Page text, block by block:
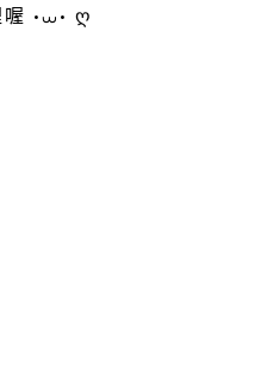
喔 •⩊• ღ